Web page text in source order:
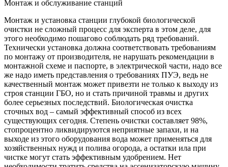
Монтаж и обслуживание станций
Монтаж и установка станции глубокой биологической
очистки не сложный процесс для эксперта в этом деле, для
этого необходимо пошагово соблюдать ряд требований.
Технически установка должна соответствовать требованиям
по монтажу от производителя, не нарушать рекомендации в
монтажной схеме и паспорте, в электрической части, надо все
же надо иметь представления о требованиях ПУЭ, ведь не
качественный монтаж может привезти не только к выходу из
строя станции ГБО, но и стать причиной травмы и других
более серьезных последствий. Биологическая очистка
сточных вод – самый эффективный способ из всех
существующих сегодня. Степень очистки составляет 98%,
стопроцентно ликвидируются неприятные запахи, и на
выходе из этого оборудования вода может применяться для
хозяйственных нужд и полива огорода, а остатки ила при
чистке могут стать эффективным удобрением. Нет